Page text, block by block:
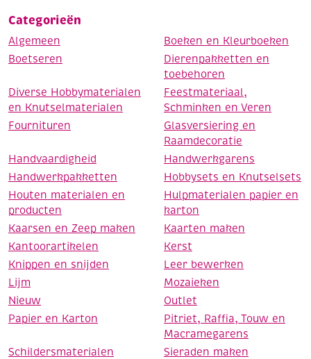
Categorieën
Algemeen
Boeken en Kleurboeken
Boetseren
Dierenpakketten en
toebehoren
Diverse Hobbymaterialen
en Knutselmaterialen
Feestmateriaal,
Schminken en Veren
Fournituren
Glasversiering en
Raamdecoratie
Handvaardigheid
Handwerkgarens
Handwerkpakketten
Hobbysets en Knutselsets
Houten materialen en
producten
Hulpmaterialen papier en
karton
Kaarsen en Zeep maken
Kaarten maken
Kantoorartikelen
Kerst
Knippen en snijden
Leer bewerken
Lijm
Mozaieken
Nieuw
Outlet
Papier en Karton
Pitriet, Raffia, Touw en
Macramegarens
Schildersmaterialen
Sieraden maken